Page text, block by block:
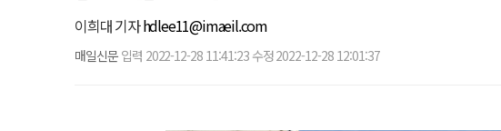
이희대 기자hdlee11@imaeil.com
매일신문 입력 2022-12-28 11:41:23 수정 2022-12-28 12:01:37